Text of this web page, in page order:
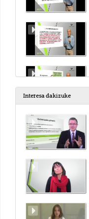
Interesa dakizuke